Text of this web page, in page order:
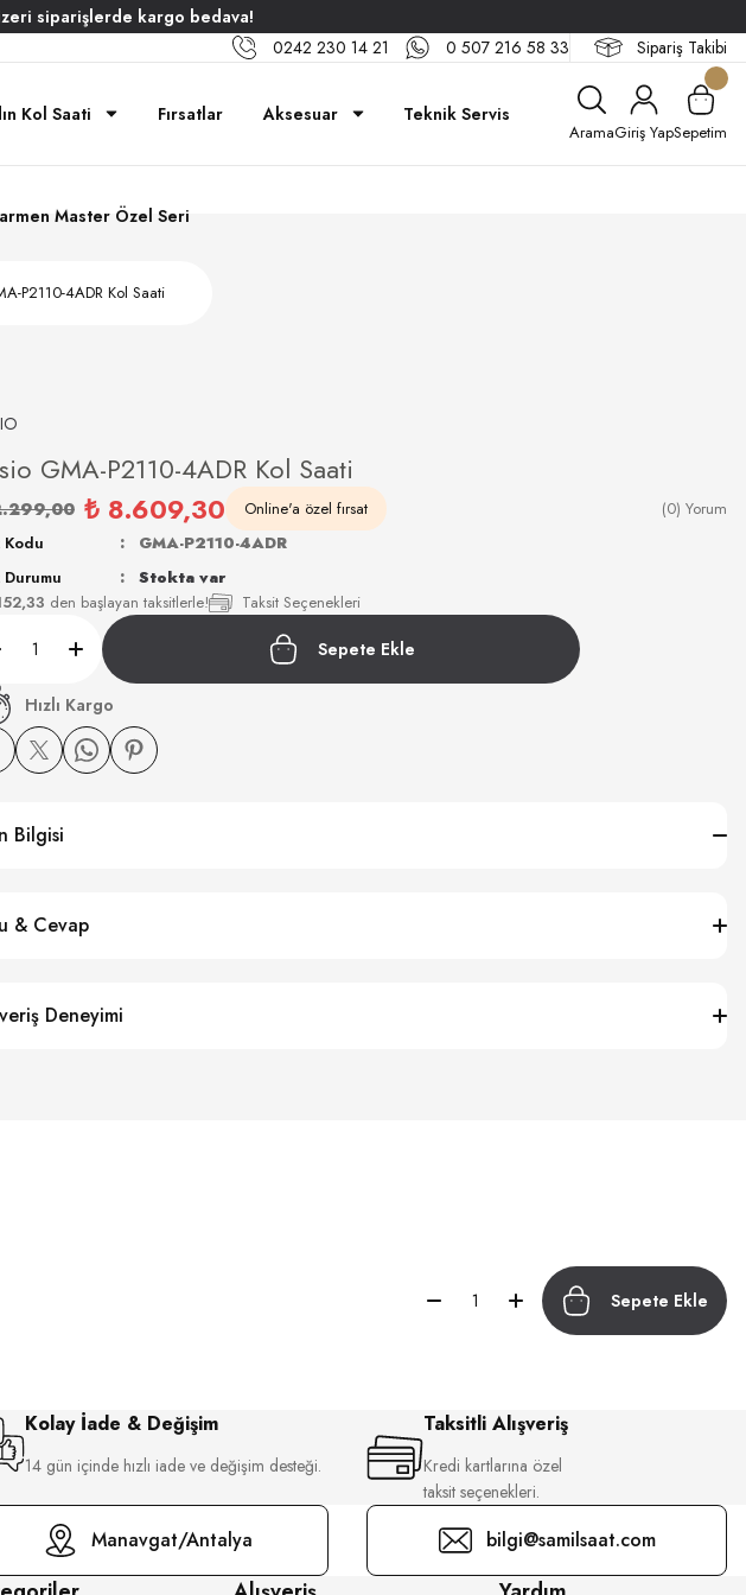
siparişlerde kargo bedava!
0242 230 14 21 0 507 216 58 33 Sipariş Takibi
Kol Saati Fırsatlar Aksesuar Teknik Servis
Master Özel Seri
AramaGiriş YapSepetim
P2110-4ADR Kol Saati
GMA-P2110-4ADR Kol Saati
₺ 8.609,30 Online'a özel fırsat (0) Yorum
den başlayan taksitlerle! Taksit Seçenekleri
Kodu
GMA-P2110-4ADR
Stokta var
Sepete Ekle
Hızlı Kargo
Bilgisi
& Cevap
Deneyimi
Sepete Ekle
Kolay İade & Değişim
14 gün içinde hızlı iade ve değişim desteği.
Taksitli Alışveriş
Kredi kartlarına özel
taksit seçenekleri.
Manavgat/Antalya bilgi@samilsaat.com